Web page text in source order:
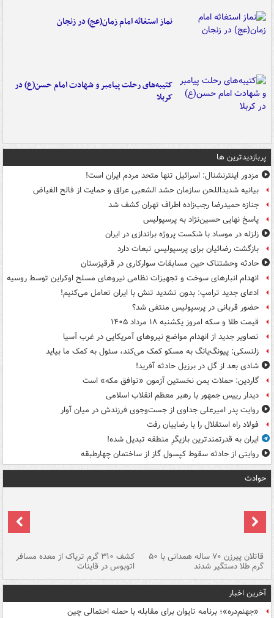
نماز استغاثه امام زمان(عج) در زنجان
کتیبه‌های رحلت پیامبر و شهادت امام حسن(ع) در
کربلا
پربازدیدترین ها
مزدور اینترنشنال: اسرائیل تنها متحد مردم ایران است!
بیانیه شدیداللحن سازمان حشد الشعبی عراق و حمایت از فالح الفیاض
جنازه حمیدرضا رجب‌زاده اطراف تهران کشف شد
پاسخ نهایی حسین‌نژاد به پرسپولیس
زلزله در موساد با شکست پروژه براندازی در ایران
بازگشت رضائیان برای پرسپولیس تبعات دارد
حادثه وحشتناک حین مسابقات سوارکاری در قرقیزستان
انهدام انبارهای سوخت و تجهیزات نظامی نیروهای مسلح اوکراین توسط روسیه
ادعای جدید ترامپ: بدون تشدید تنش با ایران تعامل می‌کنیم!
حضور قربانی در پرسپولیس منتفی شد؟
قیمت طلا و سکه امروز یکشنبه ۱۸ مرداد ۱۴۰۵
تصاویر جدید از انهدام مواضع نیروهای آمریکایی در غرب آسیا
زلنسکی: پیونگ‌یانگ به مسکو کمک می‌کند، سئول به کمک ما بیاید
شادی بعد از گل در برزیل حادثه آفرید!
گاردین: حملات یمن نخستین آزمون «توافق مکه» است
دیدار رییس جمهور با رهبر معظم انقلاب اسلامی
روایت پدر امیرعلی جداوی از جست‌وجوی فرزندش در میان آوار
فولاد راه استقلال را با رضاییان رفت
ایران به قدرتمندترین بازیگرِ منطقه تبدیل شده!
روایتی از حادثه سقوط کپسول گاز از ساختمان چهارطبقه
حوادث
قاتلان پیرزن ۷۰ ساله همدانی با ۵۰
گرم طلا دستگیر شدند
کشف ۳۱۰ گرم تریاک از معده مسافر
اتوبوس در قاینات
آخرین اخبار
«جهنم‌دره»؛ برنامه تایوان برای مقابله با حمله احتمالی چین